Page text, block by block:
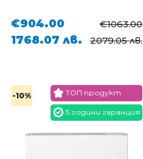
€904.00 €1063.00
1768.07 лв. 2079.05 лв.
-10% ТОП продукт
5 години гаранция